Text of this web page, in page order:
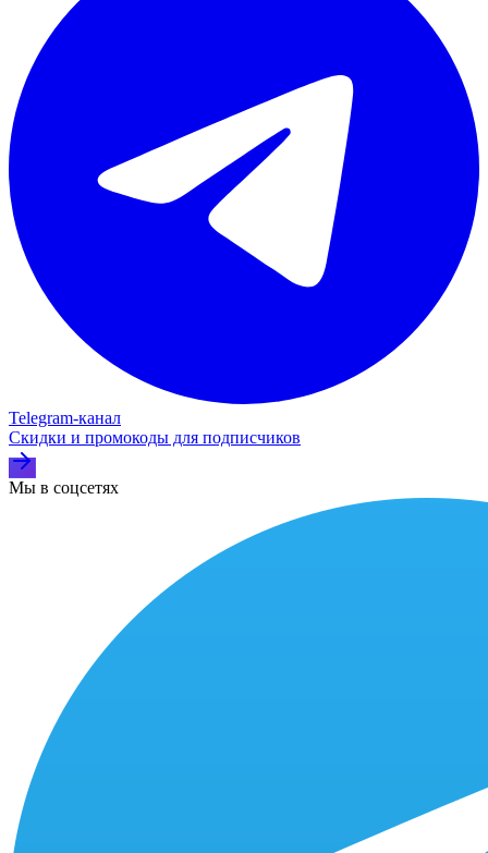
Telegram‑канал
Скидки и промокоды для подписчиков
Мы в соцсетях